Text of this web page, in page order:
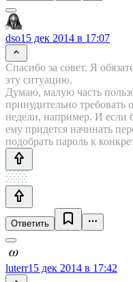
dso15 дек 2014 в 17:07
Спасибо за совет. Я
эту ситуацию.
Думаю, малую часть
принудительно требовать
недели, например. И если
ему придется начинать
подобрать пароль к
Ответить
luterr15 дек 2014 в 17:42